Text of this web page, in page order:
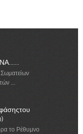
...
το Ρέθυμνο